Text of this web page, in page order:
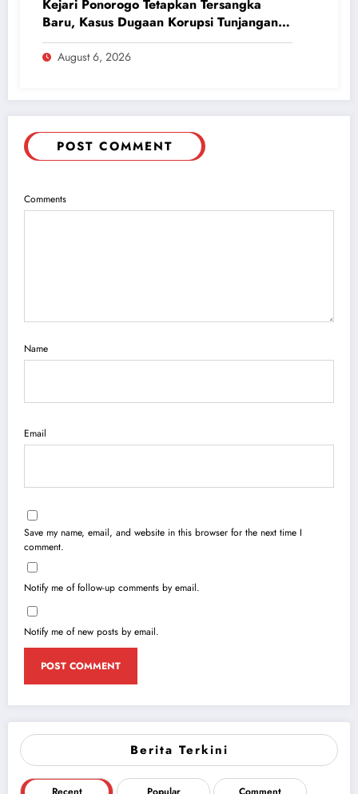
Berita Terkini
Kejari Ponorogo Tetapkan Tersangka
Baru, Kasus Dugaan Korupsi Tunjangan
Perumahan DPRD 2023-2026
August 6, 2026
POST COMMENT
Comments
Name
Email
Save my name, email, and website in this browser for the next time I
comment.
Notify me of follow-up comments by email.
Notify me of new posts by email.